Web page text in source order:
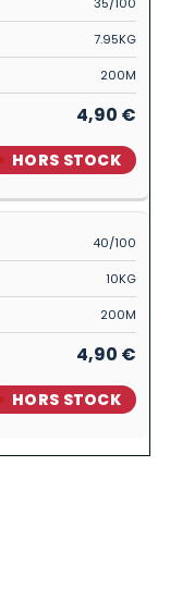
7.95KG
200M
4,90 €
HORS STOCK
40/100
10KG
200M
4,90 €
HORS STOCK